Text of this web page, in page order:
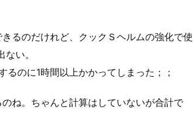
るのだけれど、クックＳヘルムの強化で使
い。
のに1時間以上かかってしまった；；
ね。ちゃんと計算はしていないが合計で